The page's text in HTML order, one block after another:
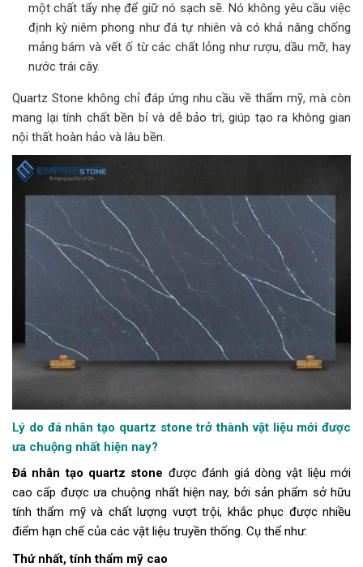
một chất tẩy nhẹ để giữ nó sạch sẽ. Nó không yêu cầu việc
định kỳ niêm phong như đá tự nhiên và có khả năng chống
mảng bám và vết ố từ các chất lỏng như rượu, dầu mỡ, hay
nước trái cây.
Quartz Stone không chỉ đáp ứng nhu cầu về thẩm mỹ, mà còn
mang lại tính chất bền bỉ và dễ bảo trì, giúp tạo ra không gian
nội thất hoàn hảo và lâu bền.
Lý do đá nhân tạo quartz stone trở thành vật liệu mới được
ưa chuộng nhất hiện nay?
Đá nhân tạo quartz stone được đánh giá dòng vật liệu mới
cao cấp được ưa chuộng nhất hiện nay, bởi sản phẩm sở hữu
tính thẩm mỹ và chất lượng vượt trội, khắc phục được nhiều
điểm hạn chế của các vật liệu truyền thống. Cụ thể như:
Thứ nhất, tính thẩm mỹ cao